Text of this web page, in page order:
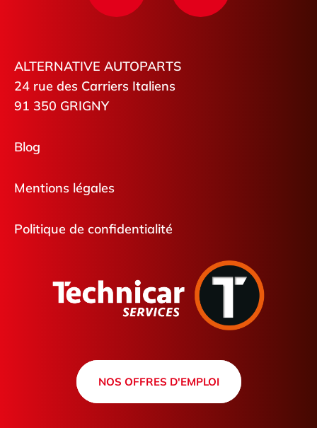
ALTERNATIVE AUTOPARTS
24 rue des Carriers Italiens
91 350 GRIGNY
Blog
Mentions légales
Politique de confidentialité
NOS OFFRES D'EMPLOI